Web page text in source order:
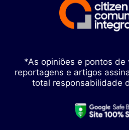
*As opiniões e pontos
reportagens e artigos
total responsabilidade